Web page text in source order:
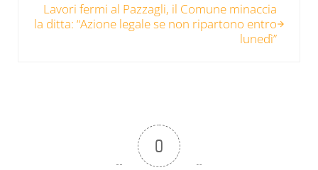
Lavori fermi al Pazzagli, il Comune minaccia
la ditta: “Azione legale se non ripartono entro
lunedì”
0